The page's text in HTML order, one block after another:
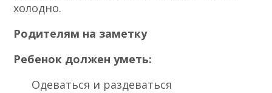
холодно.
Родителям на заметку
Ребенок должен уметь:
Одеваться и раздеваться